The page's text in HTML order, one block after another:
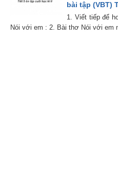
bài tập (VBT)
1. Viết tiếp để
Nói với em : 2. Bài thơ Nói với em